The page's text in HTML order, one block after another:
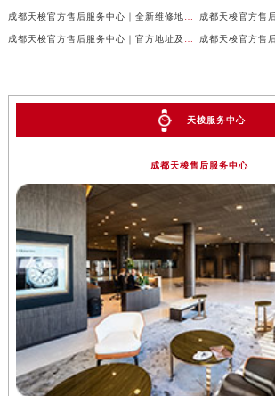
天梭服务中心
成都天梭售后服务中心